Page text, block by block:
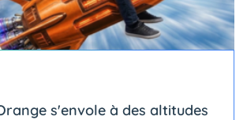
s'envole à des altitudes